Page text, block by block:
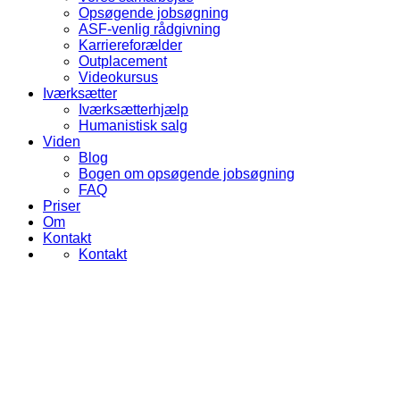
Opsøgende jobsøgning
ASF-venlig rådgivning
Karriereforælder
Outplacement
Videokursus
Iværksætter
Iværksætterhjælp
Humanistisk salg
Viden
Blog
Bogen om opsøgende jobsøgning
FAQ
Priser
Om
Kontakt
Kontakt